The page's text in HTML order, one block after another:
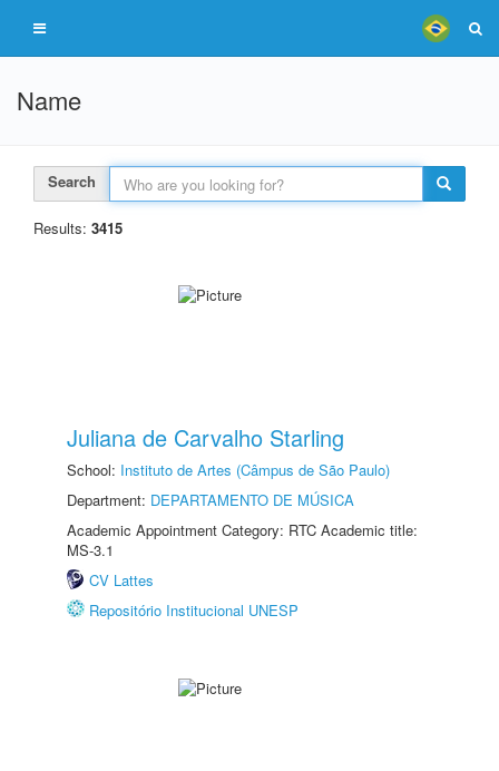
Name
Search
Results: 3415
Juliana de Carvalho Starling
School: Instituto de Artes (Câmpus de São Paulo)
Department: DEPARTAMENTO DE MÚSICA
Academic Appointment Category: RTC Academic title:
MS-3.1
CV Lattes
Repositório Institucional UNESP